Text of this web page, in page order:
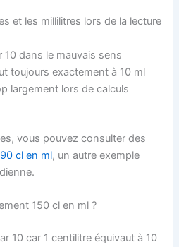
et les millilitres lors de la lecture
10 dans le mauvais sens
toujours exactement à 10 ml
largement lors de calculs
vous pouvez consulter des
cl en ml, un autre exemple
150 cl en ml ?
10 car 1 centilitre équivaut à 10